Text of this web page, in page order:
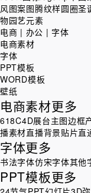
风图案图腾纹样圆圈圣
物园艺元素
电商 | 办公 | 字体
电商素材
字体
PPT模板
WORD模板
壁纸
电商素材更多
618C4D展台主图边框
播素材直播背景贴片直
字体更多
书法字体仿宋字体其他
PPT模板更多